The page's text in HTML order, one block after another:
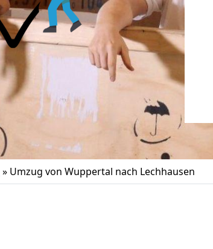
» Umzug von Wuppertal nach Lechhausen